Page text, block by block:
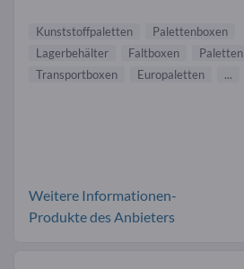
Kunststoffpaletten
Palettenboxen
Lagerbehälter
Faltboxen
Paletten
Transportboxen
Europaletten ...
Weitere Informationen-
Produkte des Anbieters